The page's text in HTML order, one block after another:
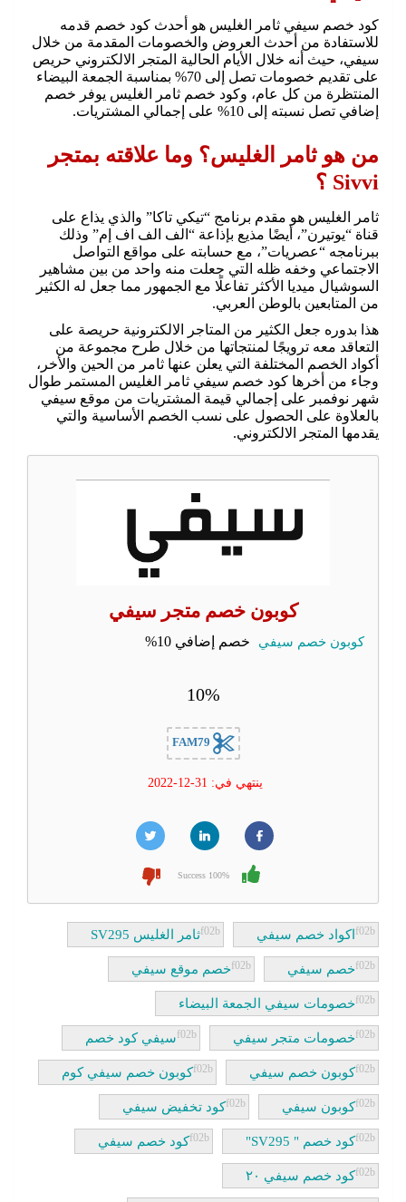
كود خصم سيفي ثامر الغليس هو أحدث كود خصم قدمه
للاستفادة من أحدث العروض والخصومات المقدمة من خلال
سيفي، حيث أنه خلال الأيام الحالية المتجر الالكتروني حريص
على تقديم خصومات تصل إلى 70% بمناسبة الجمعة البيضاء
المنتظرة من كل عام، وكود خصم ثامر الغليس يوفر خصم
إضافي تصل نسبته إلى 10% على إجمالي المشتريات.
من هو ثامر الغليس؟ وما علاقته بمتجر
Sivvi ؟
ثامر الغليس هو مقدم برنامج “تيكي تاكا” والذي يذاع على
قناة “يوتيرن”، أيضًا مذيع بإذاعة “الف الف اف إم” وذلك
ببرنامجه “عصريات”، مع حسابته على مواقع التواصل
الاجتماعي وخفه ظله التي جعلت منه واحد من بين مشاهير
السوشيال ميديا الأكثر تفاعلًا مع الجمهور مما جعل له الكثير
من المتابعين بالوطن العربي.
هذا بدوره جعل الكثير من المتاجر الالكترونية حريصة على
التعاقد معه ترويجًا لمنتجاتها من خلال طرح مجموعة من
أكواد الخصم المختلفة التي يعلن عنها ثامر من الحين والأخر،
وجاء من أخرها كود خصم سيفي ثامر الغليس المستمر طوال
شهر نوفمبر على إجمالي قيمة المشتريات من موقع سيفي
بالعلاوة على الحصول على نسب الخصم الأساسية والتي
يقدمها المتجر الالكتروني.
كوبون خصم متجر سيفي
كوبون خصم سيفي خصم إضافي 10%
10%
ينتهي في: 31-12-2022
100% Success
اكواد خصم سيفي ثامر الغليس SV295
خصم سيفي خصم موقع سيفي
خصومات سيفي الجمعة البيضاء
خصومات متجر سيفي سيفي كود خصم
كوبون خصم سيفي كوبون خصم سيفي كوم
كوبون سيفي كود تخفيض سيفي
كود خصم " SV295" كود خصم سيفي
كود خصم سيفي ٢٠